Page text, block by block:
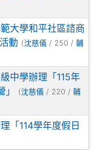
大學和平社區諮商
動 (沈慈儀 / 250 / 輔
中學辦理「115年
(沈慈儀 / 220 / 輔
「114學年度假日